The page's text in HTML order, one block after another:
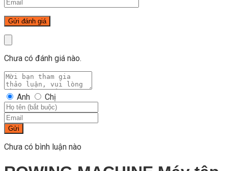
Chưa có đánh giá nào.
Anh Chị
Gửi
Chưa có bình luận nào